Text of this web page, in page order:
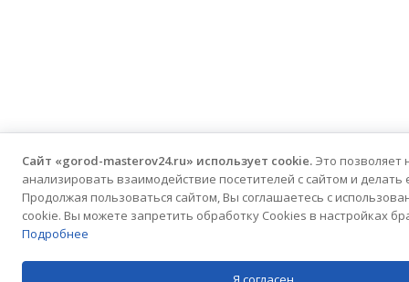
Сайт «gorod-masterov24.ru» использует cookie. Это позволяет
анализировать взаимодействие посетителей с сайтом и делать
Продолжая пользоваться сайтом, Вы соглашаетесь с
cookie. Вы можете запретить обработку Cookies в настройках
Подробнее